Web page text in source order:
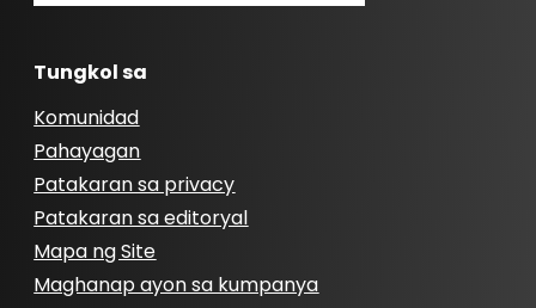
Tungkol sa
Komunidad
Pahayagan
Patakaran sa privacy
Patakaran sa editoryal
Mapa ng Site
Maghanap ayon sa kumpanya